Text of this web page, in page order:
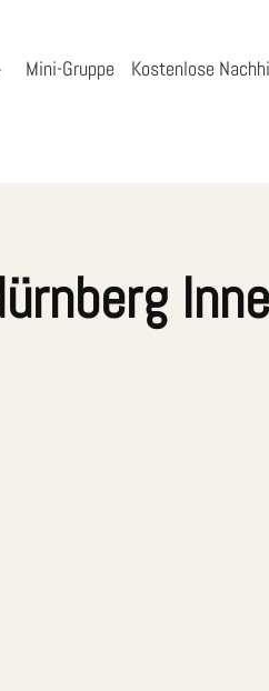
Mini-Gruppe Kostenlose